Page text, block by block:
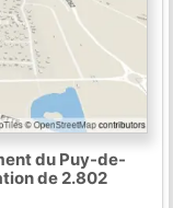
du Puy-de-
de 2.802